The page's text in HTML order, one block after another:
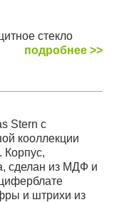
стекло
подробнее >>
Stern с
кооллекции
Корпус,
сделан из МДФ и
и штрихи из